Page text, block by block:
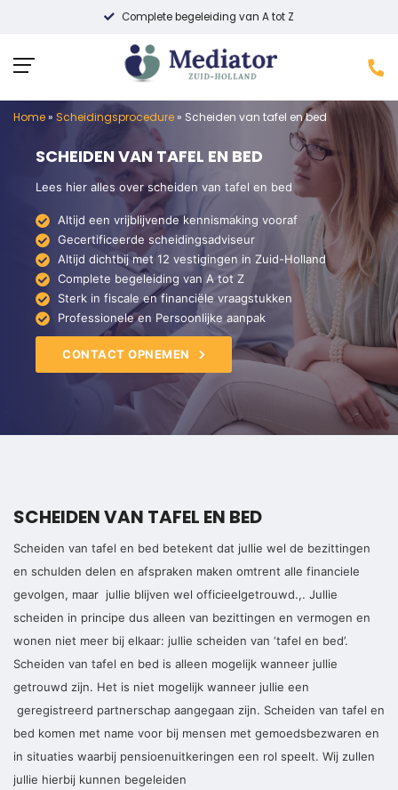
Complete begeleiding van A tot Z
Home» Scheidingsprocedure » Scheiden van tafel en bed
SCHEIDEN VAN TAFEL EN BED
Lees hier alles over scheiden van tafel en bed
Altijd een vrijblijvende kennismaking vooraf
Gecertificeerde scheidingsadviseur
Altijd dichtbij met 12 vestigingen in Zuid-Holland
Complete begeleiding van A tot Z
Sterk in fiscale en financiële vraagstukken
Professionele en Persoonlijke aanpak
CONTACT OPNEMEN
SCHEIDEN VAN TAFEL EN BED
Scheiden van tafel en bed betekent dat jullie wel de bezittingen
en schulden delen en afspraken maken omtrent alle financiele
gevolgen, maar jullie blijven wel officieelgetrouwd.,. Jullie
scheiden in principe dus alleen van bezittingen en vermogen en
wonen niet meer bij elkaar: jullie scheiden van ‘tafel en bed’.
Scheiden van tafel en bed is alleen mogelijk wanneer jullie
getrouwd zijn. Het is niet mogelijk wanneer jullie een
geregistreerd partnerschap aangegaan zijn. Scheiden van tafel en
bed komen met name voor bij mensen met gemoedsbezwaren en
in situaties waarbij pensioenuitkeringen een rol speelt. Wij zullen
jullie hierbij kunnen begeleiden